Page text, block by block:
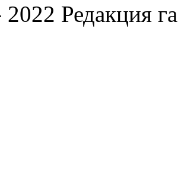
Редакция